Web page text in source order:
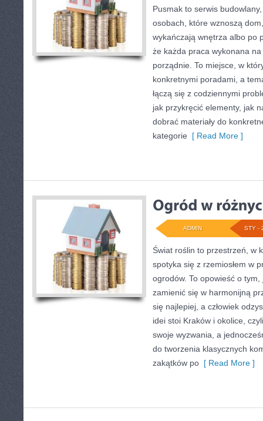
Pusmak to serwis
osobach, które wznoszą
wykańczają wnętrza albo po
że każda praca wykonana
porządnie. To miejsce, w
konkretnymi poradami, a
łączą się z codziennymi
jak przykręcić elementy, jak
dobrać materiały do
kategorie [ Read More ]
STY -
ADMIN
Świat roślin to przestrzeń, w
spotyka się z rzemiosłem w
ogrodów. To opowieść o
zamienić się w harmonijną
się najlepiej, a człowiek
idei stoi Kraków i okolice,
swoje wyzwania, a
do tworzenia klasycznych
zakątków po [ Read More ]